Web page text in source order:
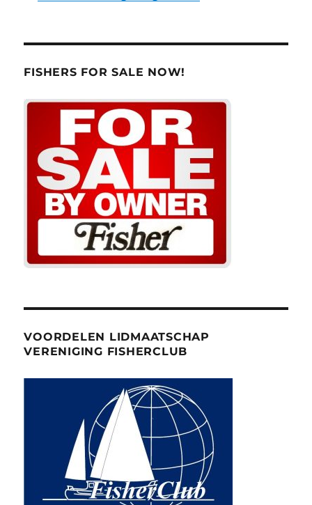
FISHERS FOR SALE NOW!
VOORDELEN LIDMAATSCHAP
VERENIGING FISHERCLUB